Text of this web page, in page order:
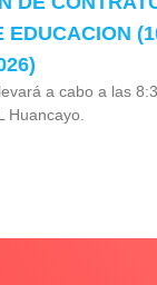
EDUCACION
a cabo a las
Huancayo.